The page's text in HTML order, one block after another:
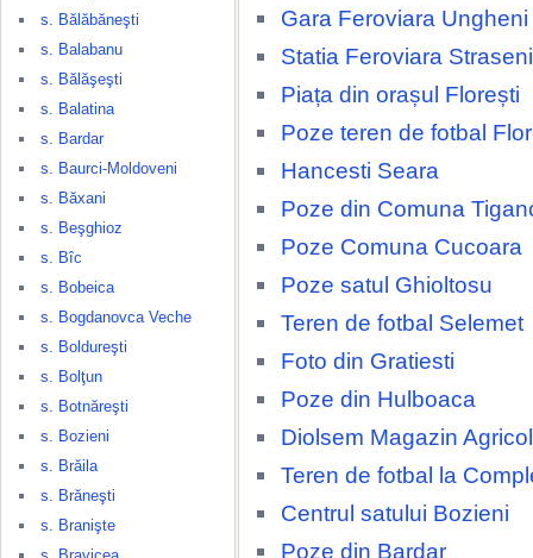
s. Bălăbăneşti
s. Balabanu
s. Bălăşeşti
s. Balatina
s. Bardar
s. Baurci-Moldoveni
s. Băxani
s. Beşghioz
s. Bîc
s. Bobeica
s. Bogdanovca Veche
s. Boldureşti
s. Bolţun
s. Botnăreşti
s. Bozieni
s. Brăila
s. Brăneşti
s. Branişte
Gara Feroviara Ungheni
Statia Feroviara Straseni
Piața din orașul Florești
Poze teren de fotbal
Hancesti Seara
Poze din Comuna
Poze Comuna Cucoara
Poze satul Ghioltosu
Teren de fotbal Selemet
Foto din Gratiesti
Poze din Hulboaca
Diolsem Magazin Agricol
Teren de fotbal la
Centrul satului Bozieni
Poze din Bardar